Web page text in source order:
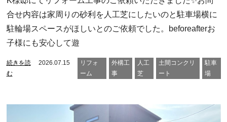
合せ内容は家周りの砂利を人工芝にしたいのと駐車場横に
駐輪場スペースがほしいとのご依頼でした。beforeafterお
子様にも安心して遊
続きを読
む
2026.07.15
リフォ
ーム
外構工
事
人工
芝
土間コンクリ
ート
駐車
場